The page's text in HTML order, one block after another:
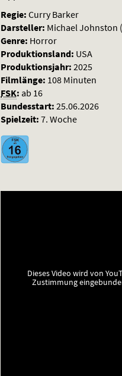
Regie: Curry Barker
Darsteller: Michael Johnston
Genre: Horror
Produktionsland: USA
Produktionsjahr: 2025
Filmlänge: 108 Minuten
FSK: ab 16
Bundesstart: 25.06.2026
Spielzeit: 7. Woche
Dieses Video wird von
Zustimmung